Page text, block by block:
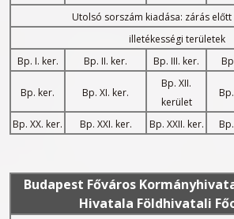
Utolsó sorszám kiadása: zárás előtt
illetékességi területek
Bp. I. ker.
Bp. II. ker. Bp. III. ker.
Bp. ker. Bp. XI. ker.
Bp. XII.
kerület
Bp. XX. ker. Bp. XXI. ker. Bp. XXII. ker.
Budapest Főváros
Hivatala Földhivatali